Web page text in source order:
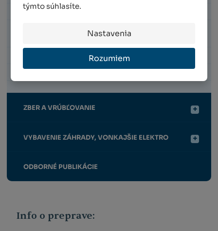
týmto súhlasíte.
Nastavenia
Rozumiem
PROTIKRÚPOVÝ SYSTÉM
ULTRAZVUKOVÉ PLAŠIČE VTÁKOV, ZVERI A
ZBER A VRÚBĽOVANIE
VYBAVENIE ZÁHRADY, VONKAJŠIE ELEKTRO
ODBORNÉ PUBLIKÁCIE
Info o preprave: